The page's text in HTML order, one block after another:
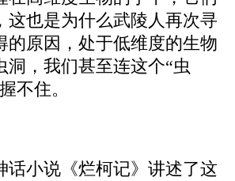
这也是为什么武陵人再次寻
的原因，处于低维度的生物
洞，我们甚至连这个“虫
不住。
话小说《烂柯记》讲述了这